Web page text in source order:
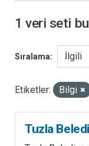
KATEGORILER
ETIKETLER
1 veri seti
Sıralama
Etiketler: Bilgi
Tuzla